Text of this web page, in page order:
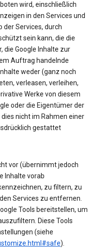
wird, einschließlich
in den Services und
der Services, durch
sein kann, die die
die Google Inhalte zur
Auftrag handelnde
weder (ganz noch
verleasen, verleihen,
Werke von diesem
oder die Eigentümer der
nicht im Rahmen einer
gestattet
vor (übernimmt jedoch
Inhalte vorab
zu filtern, zu
Services zu entfernen.
Tools bereitstellen, um
Diese Tools
(siehe
).